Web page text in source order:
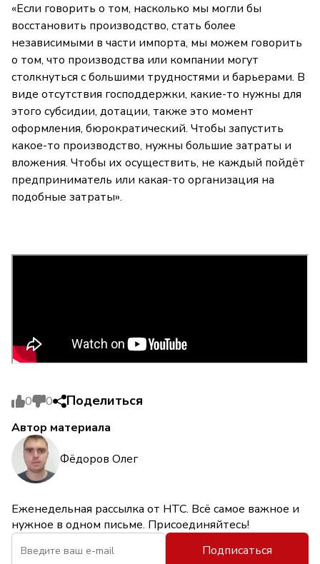
«Если говорить о том, насколько мы могли бы
восстановить производство, стать более
независимыми в части импорта, мы можем говорить
о том, что производства или компании могут
столкнуться с большими трудностями и барьерами. В
виде отсутствия господдержки, какие-то нужны для
этого субсидии, дотации, также это момент
оформления, бюрократический. Чтобы запустить
какое-то производство, нужны большие затраты и
вложения. Чтобы их осуществить, не каждый пойдёт
предприниматель или какая-то организация на
подобные затраты».
0 0 Поделиться
Автор материала
Фёдоров Олег
Еженедельная рассылка от НТС. Всё самое важное и
нужное в одном письме. Присоединяйтесь!
Подписаться